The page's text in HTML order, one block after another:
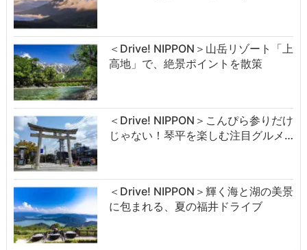
＜Drive! NIPPON＞山岳リゾート「上
高地」で、絶景ポイントを散策
＜Drive! NIPPON＞こんぴら参りだけ
じゃない！琴平を楽しむ注目グルメ…
＜Drive! NIPPON＞輝く海と湖の美景
に包まれる、夏の福井ドライブ